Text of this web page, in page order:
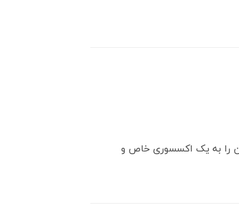
را به یک اکسسوری خاص و